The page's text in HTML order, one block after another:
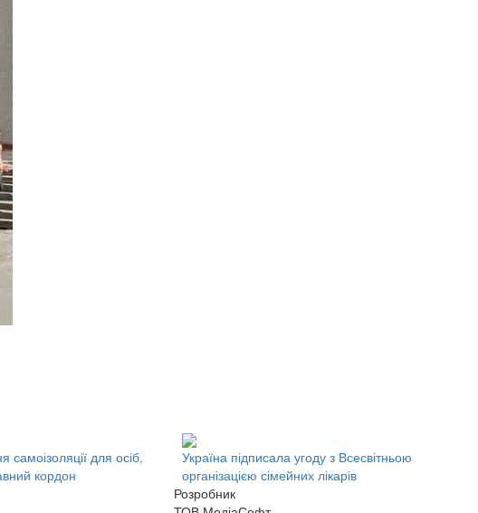
для осіб,
кордон
Україна підписала угоду з Всесвітньою
організацією сімейних лікарів
Розробник